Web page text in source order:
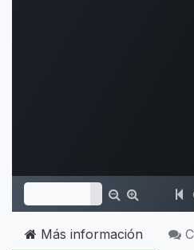
Más información